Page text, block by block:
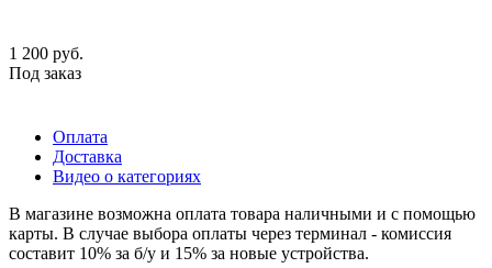
1 200 руб.
Под заказ
Оплата
Доставка
Видео о категориях
В магазине возможна оплата товара наличными и с помощью
карты. В случае выбора оплаты через терминал - комиссия
составит 10% за б/у и 15% за новые устройства.